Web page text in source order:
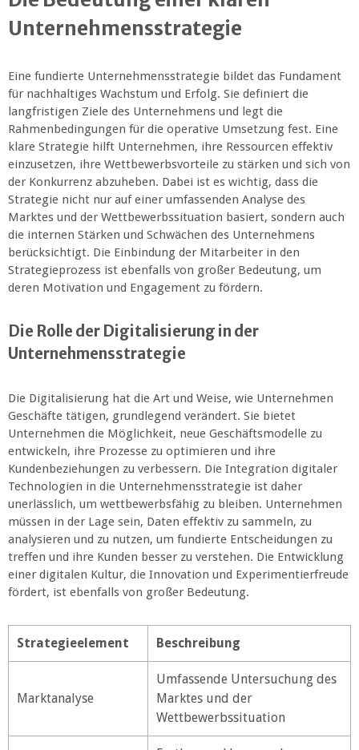
Unternehmensstrategie
Eine fundierte Unternehmensstrategie bildet das Fundament
für nachhaltiges Wachstum und Erfolg. Sie definiert die
langfristigen Ziele des Unternehmens und legt die
Rahmenbedingungen für die operative Umsetzung fest. Eine
klare Strategie hilft Unternehmen, ihre Ressourcen effektiv
einzusetzen, ihre Wettbewerbsvorteile zu stärken und sich von
der Konkurrenz abzuheben. Dabei ist es wichtig, dass die
Strategie nicht nur auf einer umfassenden Analyse des
Marktes und der Wettbewerbssituation basiert, sondern auch
die internen Stärken und Schwächen des Unternehmens
berücksichtigt. Die Einbindung der Mitarbeiter in den
Strategieprozess ist ebenfalls von großer Bedeutung, um
deren Motivation und Engagement zu fördern.
Die Rolle der Digitalisierung in der
Unternehmensstrategie
Die Digitalisierung hat die Art und Weise, wie Unternehmen
Geschäfte tätigen, grundlegend verändert. Sie bietet
Unternehmen die Möglichkeit, neue Geschäftsmodelle zu
entwickeln, ihre Prozesse zu optimieren und ihre
Kundenbeziehungen zu verbessern. Die Integration digitaler
Technologien in die Unternehmensstrategie ist daher
unerlässlich, um wettbewerbsfähig zu bleiben. Unternehmen
müssen in der Lage sein, Daten effektiv zu sammeln, zu
analysieren und zu nutzen, um fundierte Entscheidungen zu
treffen und ihre Kunden besser zu verstehen. Die Entwicklung
einer digitalen Kultur, die Innovation und Experimentierfreude
fördert, ist ebenfalls von großer Bedeutung.
Strategieelement Beschreibung
Marktanalyse
Umfassende Untersuchung des
Marktes und der
Wettbewerbssituation